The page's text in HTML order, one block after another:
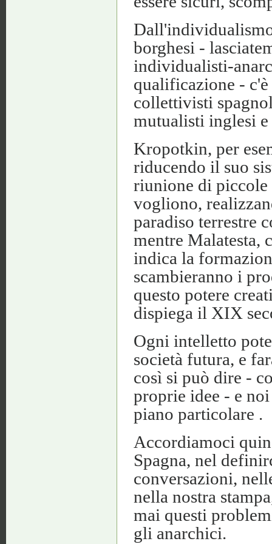
borghesi -
individualisti-
qualificazione -
collettivisti
mutualisti inglesi
Kropotkin, per
riducendo il suo
riunione di piccole
vogliono,
paradiso terrestre
mentre Malatesta,
indica la
scambieranno i
questo potere
dispiega il XIX
Ogni intelletto
società futura, e
così si può dire -
proprie idee - e
piano particolare .
Accordiamoci
Spagna, nel
conversazioni,
nella nostra
mai questi
gli anarchici.